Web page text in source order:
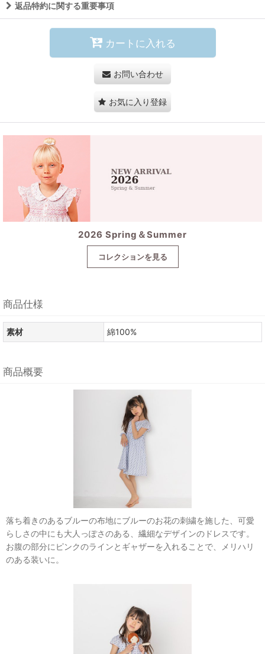
返品特約に関する重要事項
カートに入れる
お問い合わせ
お気に入り登録
2026 Spring＆Summer
コレクションを見る
商品仕様
素材 綿100%
商品概要
落ち着きのあるブルーの布地にブルーのお花の刺繍を施した、可愛
らしさの中にも大人っぽさのある、繊細なデザインのドレスです。
お腹の部分にピンクのラインとギャザーを入れることで、メリハリ
のある装いに。